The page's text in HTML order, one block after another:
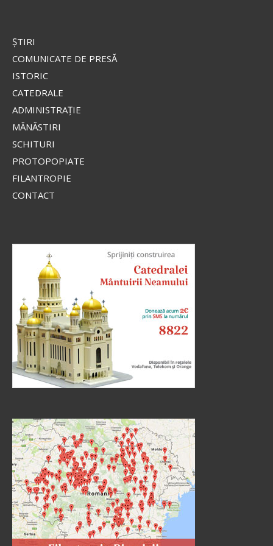
ŞTIRI
COMUNICATE DE PRESĂ
ISTORIC
CATEDRALE
ADMINISTRAŢIE
MĂNĂSTIRI
SCHITURI
PROTOPOPIATE
FILANTROPIE
CONTACT